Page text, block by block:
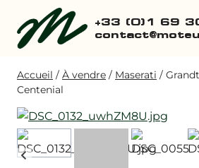
contenu
+33 (0)1 69
Accueil / À vendre / Maserati /
Centenial